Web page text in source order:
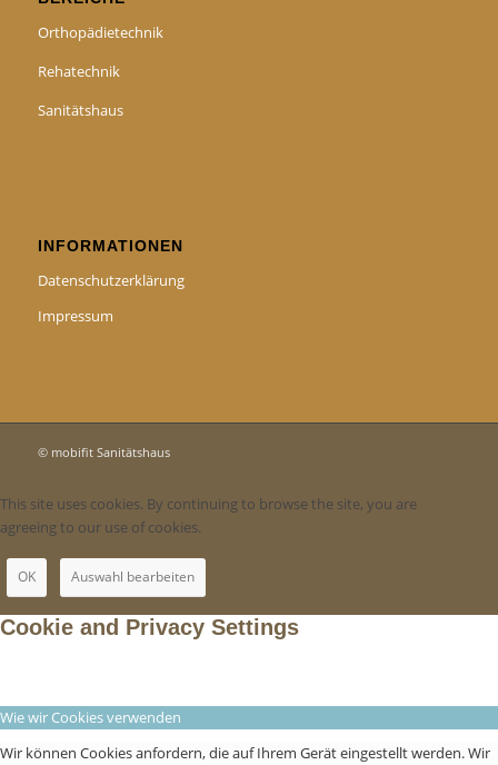
Orthopädietechnik
Rehatechnik
Sanitätshaus
INFORMATIONEN
Datenschutzerklärung
Impressum
© mobifit Sanitätshaus
This site uses cookies. By continuing to browse the site, you are
agreeing to our use of cookies.
OK Auswahl bearbeiten
Cookie and Privacy Settings
Wie wir Cookies verwenden
Wir können Cookies anfordern, die auf Ihrem Gerät eingestellt werden. Wir